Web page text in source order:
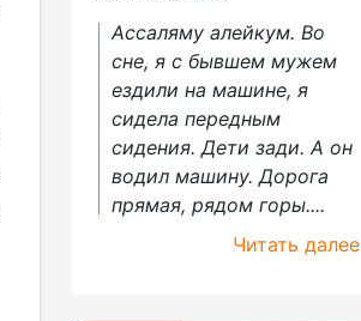
Ассаляму алейкум. Во
сне, я с бывшем мужем
ездили на машине, я
сидела передным
сидения. Дети зади. А он
водил машину. Дорога
прямая, рядом горы....
Читать далее